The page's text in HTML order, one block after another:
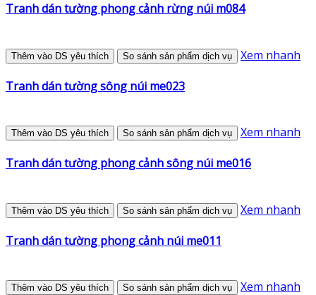
Tranh dán tường phong cảnh rừng núi m084
Thêm vào DS yêu thích So sánh sản phẩm dịch vụ Xem nhanh
Tranh dán tường sông núi me023
Thêm vào DS yêu thích So sánh sản phẩm dịch vụ Xem nhanh
Tranh dán tường phong cảnh sông núi me016
Thêm vào DS yêu thích So sánh sản phẩm dịch vụ Xem nhanh
Tranh dán tường phong cảnh núi me011
Thêm vào DS yêu thích So sánh sản phẩm dịch vụ Xem nhanh